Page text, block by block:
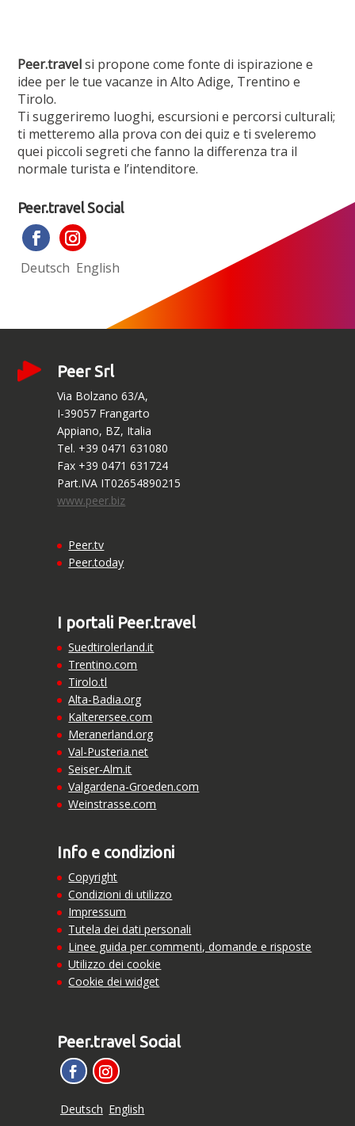
Peer.travelsi propone come fonte di ispirazione e
idee per le tue vacanze in Alto Adige, Trentino e
Tirolo.
Ti suggeriremo luoghi, escursioni e percorsi culturali;
ti metteremo alla prova con dei quiz e ti sveleremo
quei piccoli segreti che fanno la differenza tra il
normale turista e l’intenditore.
Peer.travel Social
Deutsch English
Peer Srl
Via Bolzano 63/A,
I-39057 Frangarto
Appiano, BZ, Italia
Tel. +39 0471 631080
Fax +39 0471 631724
Part.IVA IT02654890215
www.peer.biz
Peer.tv
Peer.today
I portali Peer.travel
Suedtirolerland.it
Trentino.com
Tirolo.tl
Alta-Badia.org
Kalterersee.com
Meranerland.org
Val-Pusteria.net
Seiser-Alm.it
Valgardena-Groeden.com
Weinstrasse.com
Info e condizioni
Copyright
Condizioni di utilizzo
Impressum
Tutela dei dati personali
Linee guida per commenti, domande e risposte
Utilizzo dei cookie
Cookie dei widget
Peer.travel Social
Deutsch English